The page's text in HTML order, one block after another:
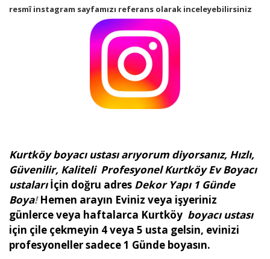
resmî instagram sayfamızı referans olarak inceleyebilirsiniz
Kurtköy boyacı ustası arıyorum diyorsanız, Hızlı,
Güvenilir, Kaliteli Profesyonel Kurtköy Ev Boyacı
ustalarıİçin doğru adres Dekor Yapı 1 Günde
Boya!Hemen arayın Eviniz veya işyeriniz
günlerce veya haftalarca Kurtköy boyacı ustası
için çile çekmeyin 4 veya 5 usta gelsin, evinizi
profesyoneller sadece 1 Günde boyasın.